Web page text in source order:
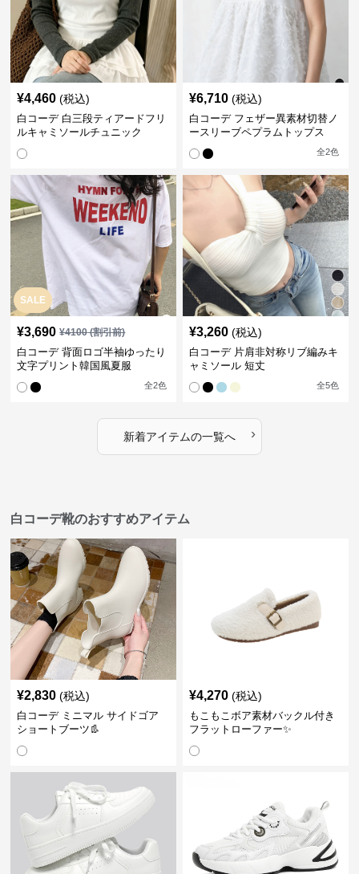
¥4,460 (税込)
白コーデ 白三段ティアードフリ
ルキャミソールチュニック
¥6,710 (税込)
白コーデ フェザー異素材切替ノ
ースリーブペプラムトップス
全2色
SALE
¥3,690 ¥4100(割引前)
白コーデ 背面ロゴ半袖ゆったり
文字プリント韓国風夏服
全2色
¥3,260 (税込)
白コーデ 片肩非対称リブ編みキ
ャミソール 短丈
全5色
新着アイテムの一覧へ ›
白コーデ靴のおすすめアイテム
¥2,830 (税込)
白コーデ ミニマル サイドゴア
ショートブーツ👢
¥4,270 (税込)
もこもこボア素材バックル付き
フラットローファー✨